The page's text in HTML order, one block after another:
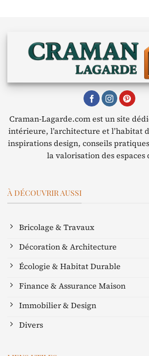
Craman-Lagarde.com est un site
intérieure, l’architecture et l’habitat
inspirations design, conseils
la valorisation des espaces
À DÉCOUVRIR AUSSI
Bricolage & Travaux
Décoration & Architecture
Écologie & Habitat Durable
Finance & Assurance Maison
Immobilier & Design
Divers